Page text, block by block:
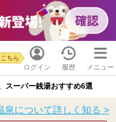
ログイン
ちら
履歴 メニュー
スーパー銭湯おすすめ6選
泉について詳しく知る >